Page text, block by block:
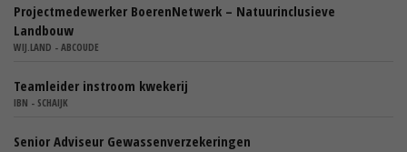
Projectmedewerker BoerenNetwerk – Natuurinclusieve
Landbouw
WIJ.LAND - ABCOUDE
Teamleider instroom kwekerij
IBN - SCHAIJK
Senior Adviseur Gewassenverzekeringen